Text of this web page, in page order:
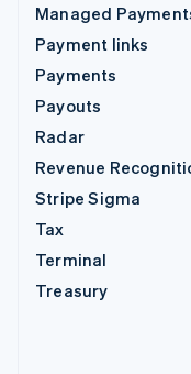
Managed
Payment links
Payments
Payouts
Radar
Revenue
Stripe Sigma
Tax
Terminal
Treasury